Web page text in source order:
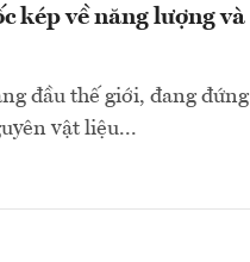
kép về năng lượng và
đầu thế giới, đang đứng
vật liệu...